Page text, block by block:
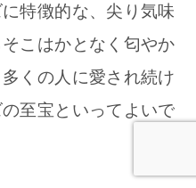
特徴的な、尖り気味
こはかとなく匂やか
くの人に愛され続け
至宝といってよいで